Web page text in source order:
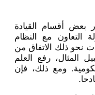
بعض أقسام القيادة
التعاون مع النظام
نحو ذلك الاتفاق من
المثال، رفع العلم
ومع ذلك، فإن